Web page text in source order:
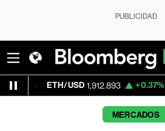
PUBLICIDAD
1,912.893 +0.37% Visa 370.47
MERCADOS